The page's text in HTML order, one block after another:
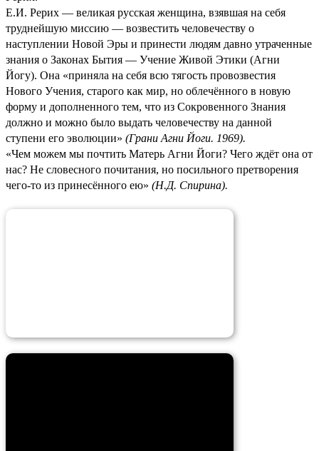
Е.И. Рерих — великая русская женщина, взявшая на себя
труднейшую миссию — возвестить человечеству о
наступлении Новой Эры и принести людям давно утраченные
знания о Законах Бытия — Учение Живой Этики (Агни
Йогу). Она «приняла на себя всю тягость провозвестия
Нового Учения, старого как мир, но облечённого в новую
форму и дополненного тем, что из Сокровенного Знания
должно и можно было выдать человечеству на данной
ступени его эволюции» (Грани Агни Йоги. 1969).
«Чем можем мы почтить Матерь Агни Йоги? Чего ждёт она от
нас? Не словесного почитания, но посильного претворения
чего-то из принесённого ею» (Н.Д. Спирина).